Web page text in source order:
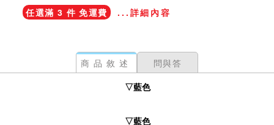
任選滿 3 件 免運費 ...詳細內容
商品敘述 問與答